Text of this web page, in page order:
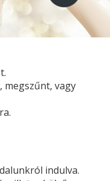
megszűnt, vagy
indulva.